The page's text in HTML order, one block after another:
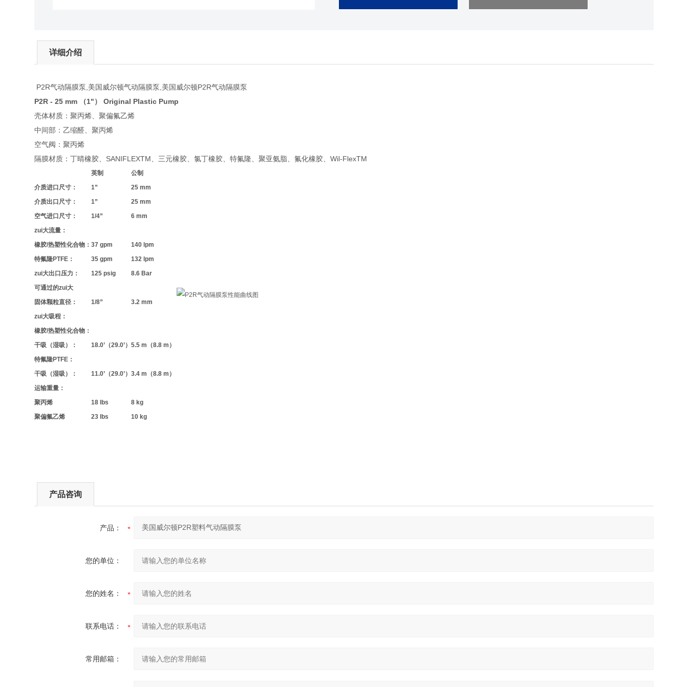
详细介绍
P2R气动隔膜泵,美国威尔顿气动隔膜泵,美国威尔顿P2R气动隔膜泵
P2R - 25 mm （1"） Original Plastic Pump
壳体材质：聚丙烯、聚偏氟乙烯
中间部：乙缩醛、聚丙烯
空气阀：聚丙烯
隔膜材质：丁晴橡胶、SANIFLEXTM、三元橡胶、氯丁橡胶、特氟隆、聚亚氨脂、氟化橡胶、Wil-FlexTM
英制
公制
介质进口尺寸：
1”
25 mm
介质出口尺寸：
1”
25 mm
空气进口尺寸：
1/4”
6 mm
zui大流量：
橡胶/热塑性化合物：37 gpm
140 lpm
特氟隆PTFE：
35 gpm
132 lpm
zui大出口压力：
125 psig
8.6 Bar
可通过的zui大
固体颗粒直径：
1/8”
3.2 mm
zui大吸程：
橡胶/热塑性化合物：
干吸（湿吸）：
18.0’（29.0’）5.5 m（8.8 m）
特氟隆PTFE：
干吸（湿吸）：
11.0’（29.0’）3.4 m（8.8 m）
运输重量：
聚丙烯
18 lbs
8 kg
聚偏氟乙烯
23 lbs 10 kg
产品咨询
产品：
您的单位：
您的姓名：
联系电话：
常用邮箱：